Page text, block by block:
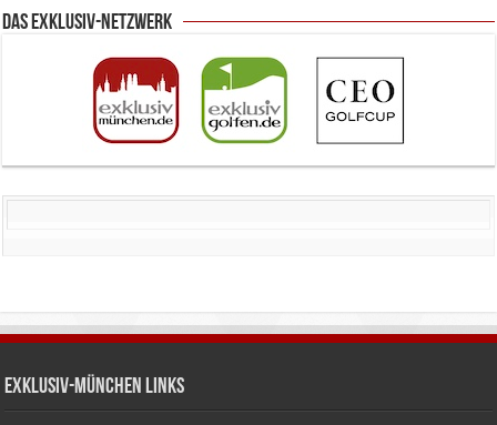
Das Exklusiv-Netzwerk
Exklusiv-München Links